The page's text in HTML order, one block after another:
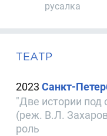
русалка
ТЕАТР
2023Санкт-
"Две истории под
(реж. В.Л.
роль